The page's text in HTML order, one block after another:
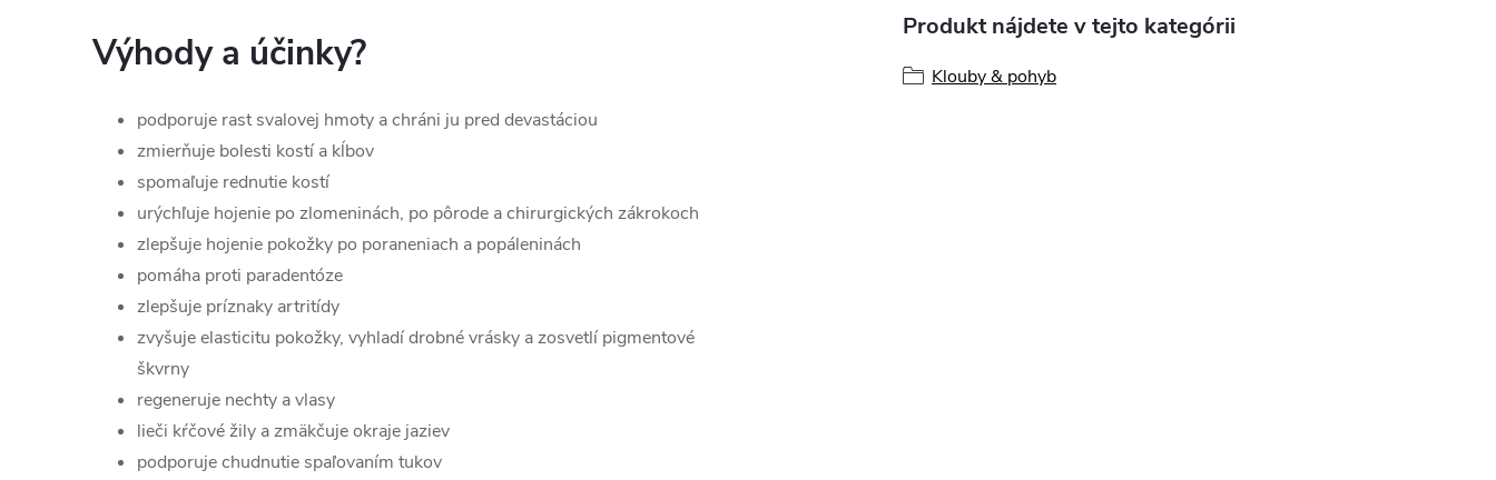
Výhody a účinky?
podporuje rast svalovej hmoty a chráni ju pred devastáciou
zmierňuje bolesti kostí a kĺbov
spomaľuje rednutie kostí
urýchľuje hojenie po zlomeninách, po pôrode a chirurgických zákrokoch
zlepšuje hojenie pokožky po poraneniach a popáleninách
pomáha proti paradentóze
zlepšuje príznaky artritídy
zvyšuje elasticitu pokožky, vyhladí drobné vrásky a zosvetlí pigmentové
škvrny
regeneruje nechty a vlasy
lieči kŕčové žily a zmäkčuje okraje jaziev
podporuje chudnutie spaľovaním tukov
Produkt nájdete v tejto kategórii
Klouby & pohyb